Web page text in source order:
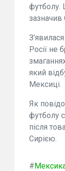
футболу.
зазначив
Росії не
який
Мексиці.
Як
футболу
після
Сирією.
#